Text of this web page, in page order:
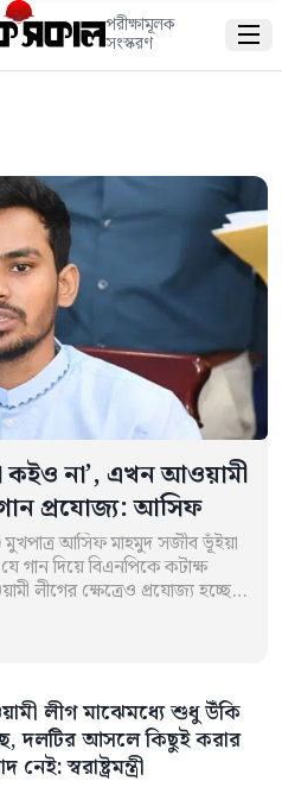
পরীক্ষামূলক
সংস্করণ 
কইও না’, এখন আওয়ামী
প্রযোজ্য: আসিফ
মুখপাত্র আসিফ মাহমুদ সজীব ভূঁইয়া
গান দিয়ে বিএনপিকে কটাক্ষ
লীগের ক্ষেত্রেও প্রযোজ্য হচ্ছে।
লীগ মাঝেমধ্যে শুধু উঁকি
দলটির আসলে কিছুই করার
স্বরাষ্ট্রমন্ত্রী